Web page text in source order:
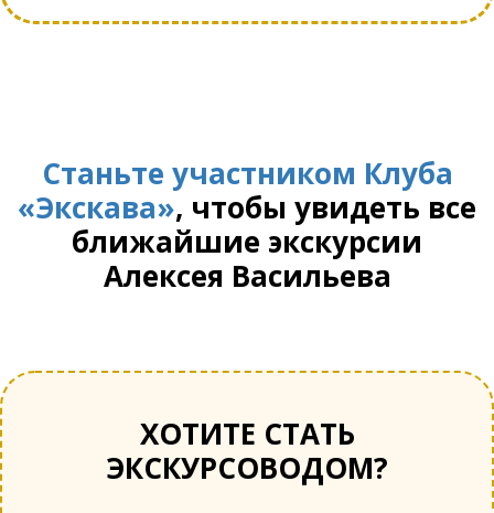
Станьте участником Клуба
«Экскава», чтобы увидеть все
ближайшие экскурсии
Алексея Васильева
ХОТИТЕ СТАТЬ
ЭКСКУРСОВОДОМ?